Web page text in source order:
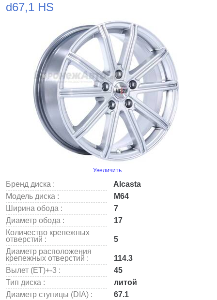
d67,1 HS
Увеличить
Бренд диска :
Alcasta
Модель диска :
M64
Ширина обода :
7
Диаметр обода :
17
Количество крепежных
отверстий :
5
Диаметр расположения
крепежных отверстий :
114.3
Вылет (ET)+-3 :
45
Тип диска :
литой
Диаметр ступицы (DIA) :
67.1